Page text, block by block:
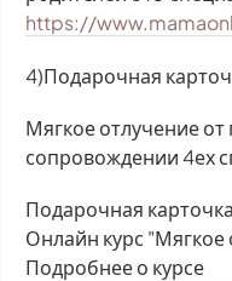
https://
​4)Подарочная
Мягкое отлучение от
сопровождении 4ех
​Подарочная
Онлайн курс "Мягкое
Подробнее о курсе